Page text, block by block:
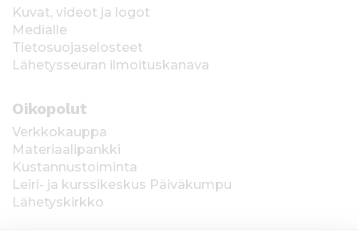
Kuvat, videot ja logot
Medialle
Tietosuojaselosteet
Lähetysseuran ilmoituskanava
Oikopolut
Verkkokauppa
Materiaalipankki
Kustannustoiminta
Leiri- ja kurssikeskus Päiväkumpu
Lähetyskirkko